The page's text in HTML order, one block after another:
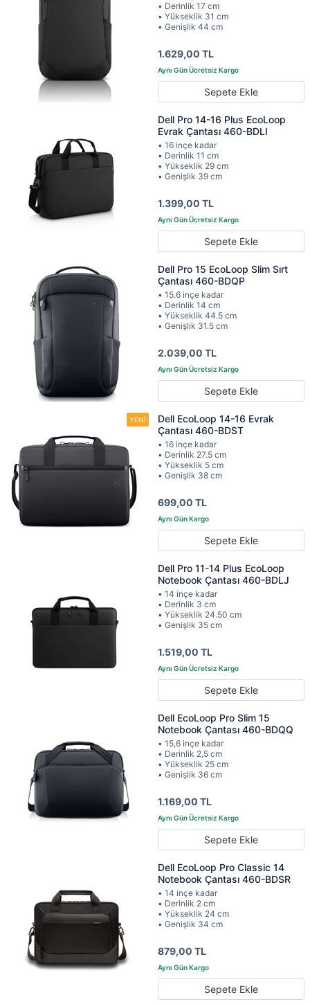
• Derinlik 17 cm
• Yükseklik 31 cm
• Genişlik 44 cm
1.629,00 TL
Sepete Ekle
Dell Pro 14-16 Plus EcoLoop
Evrak Çantası 460-BDLI
• 16 inçe kadar
• Derinlik 11 cm
• Yükseklik 29 cm
• Genişlik 39 cm
1.399,00 TL
Sepete Ekle
Dell Pro 15 EcoLoop Slim Sırt
Çantası 460-BDQP
• 15.6 inçe kadar
• Derinlik 14 cm
• Yükseklik 44.5 cm
• Genişlik 31.5 cm
2.039,00 TL
Sepete Ekle
Dell EcoLoop 14-16 Evrak
Çantası 460-BDST
• 16 inçe kadar
• Derinlik 27.5 cm
• Yükseklik 5 cm
• Genişlik 38 cm
699,00 TL
Sepete Ekle
Dell Pro 11-14 Plus EcoLoop
Notebook Çantası 460-BDLJ
• 14 inçe kadar
• Derinlik 3 cm
• Yükseklik 24.50 cm
• Genişlik 35 cm
1.519,00 TL
Sepete Ekle
Dell EcoLoop Pro Slim 15
Notebook Çantası 460-BDQQ
• 15,6 inçe kadar
• Derinlik 2,5 cm
• Yükseklik 25 cm
• Genişlik 36 cm
1.169,00 TL
Sepete Ekle
Dell EcoLoop Pro Classic 14
Notebook Çantası 460-BDSR
• 14 inçe kadar
• Derinlik 2 cm
• Yükseklik 24 cm
• Genişlik 34 cm
879,00 TL
Sepete Ekle